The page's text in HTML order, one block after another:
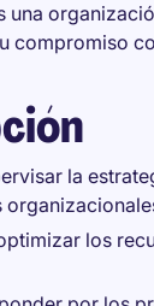
una
compromiso
la
los